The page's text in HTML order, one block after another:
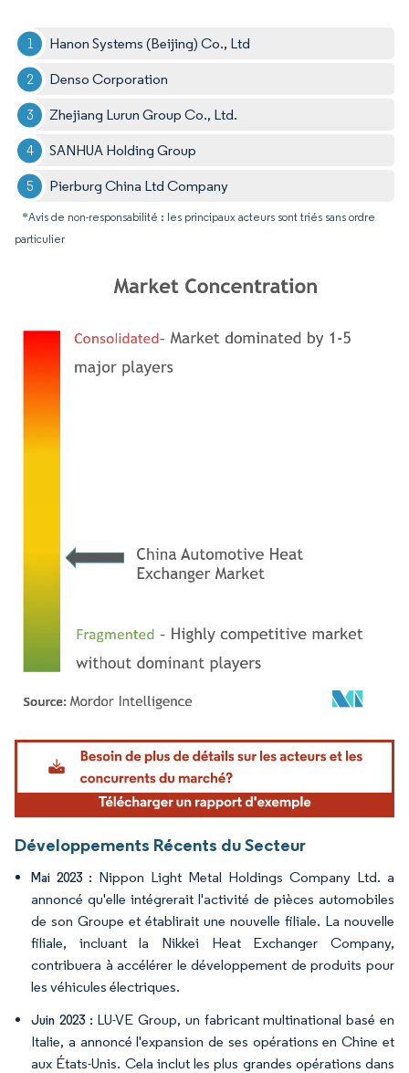
Hanon Systems (Beijing) Co., Ltd
Denso Corporation
Zhejiang Lurun Group Co., Ltd.
SANHUA Holding Group
Pierburg China Ltd Company
*Avis de non-responsabilité : les principaux acteurs sont triés sans ordre
particulier
Image © Mordor Intelligence. La réutilisation nécessite une attribution sous CC BY
Développements Récents du Secteur
Mai 2023 : Nippon Light Metal Holdings Company Ltd. a
annoncé qu'elle intégrerait l'activité de pièces automobiles
de son Groupe et établirait une nouvelle filiale. La nouvelle
filiale, incluant la Nikkei Heat Exchanger Company,
contribuera à accélérer le développement de produits pour
les véhicules électriques.
Juin 2023 : LU-VE Group, un fabricant multinational basé en
Italie, a annoncé l'expansion de ses opérations en Chine et
aux États-Unis. Cela inclut les plus grandes opérations dans